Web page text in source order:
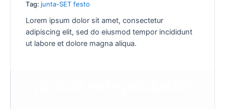
Tag: junta-SET festo
Lorem ipsum dolor sit amet, consectetur
adipiscing elit, sed do eiusmod tempor incididunt
ut labore et dolore magna aliqua.